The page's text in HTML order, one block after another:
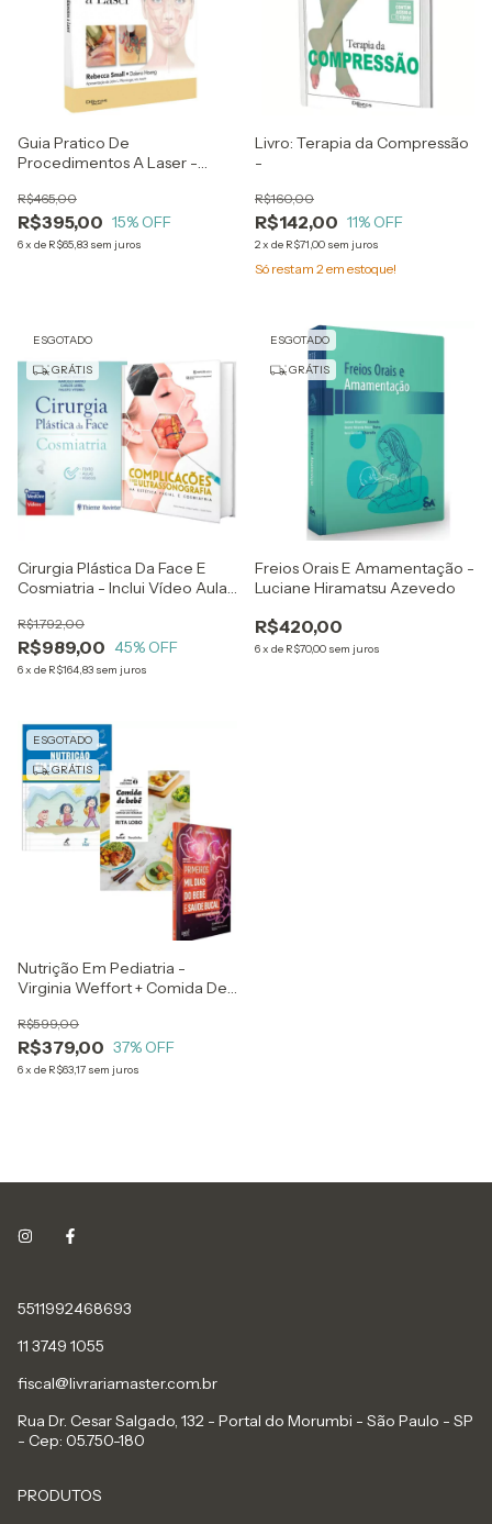
Guia Pratico De
Procedimentos A Laser -
Hoang
R$395,00
R$465,00
15% OFF
6x de R$65,83 sem juros
Livro: Terapia da Compressão
-
R$142,00
R$160,00
11% OFF
2x de R$71,00 sem juros
Só restam 2em estoque!
ESGOTADO
GRÁTIS
Cirurgia Plástica Da Face E
Cosmiatria - Inclui Vídeo Aulas
Da Ultrassonografia Na
Estética Facial E Cosmiatria
R$989,00
R$1.792,00
45% OFF
6x de R$164,83 sem juros
ESGOTADO
GRÁTIS
Freios Orais E Amamentação -
Luciane Hiramatsu Azevedo
R$420,00
6x de R$70,00 sem juros
ESGOTADO
GRÁTIS
Nutrição Em Pediatria -
Virginia Weffort + Comida De
Mil Dias Do Bebe - Jenny
Abanto
R$379,00
R$599,00
37% OFF
6x de R$63,17 sem juros
5511992468693
11 3749 1055
fiscal@livrariamaster.com.br
Rua Dr. Cesar Salgado, 132 - Portal do Morumbi - São Paulo - SP
- Cep: 05.750-180
PRODUTOS